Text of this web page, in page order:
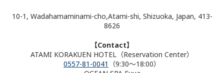
10-1, Wadahamaminami-cho,Atami-shi, Shizuoka, Japan, 413-
8626
【Contact】
ATAMI KORAKUEN HOTEL（Reservation Center）
0557-81-0041
（9:30～18:00）